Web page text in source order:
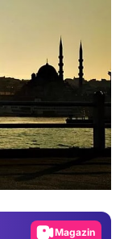
Video
Test
Gündem
Video